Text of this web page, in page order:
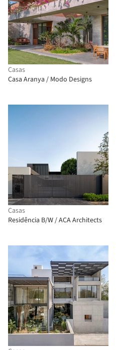
Casas
Casa Aranya / Modo Designs
Casas
Residência B/W / ACA Architects